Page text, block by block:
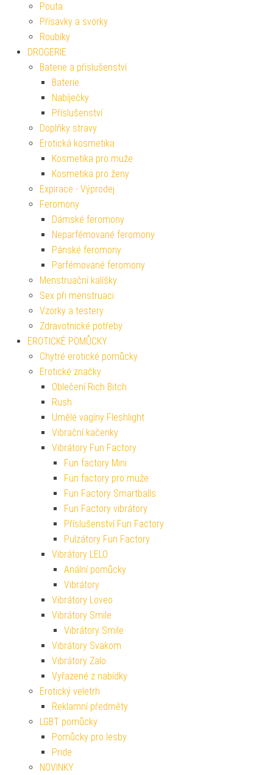
Pouta
Přísavky a svorky
Roubíky
DROGERIE
Baterie a příslušenství
Baterie
Nabíječky
Příslušenství
Doplňky stravy
Erotická kosmetika
Kosmetika pro muže
Kosmetika pro ženy
Expirace - Výprodej
Feromony
Dámské feromony
Neparfémované feromony
Pánské feromony
Parfémované feromony
Menstruační kalíšky
Sex při menstruaci
Vzorky a testery
Zdravotnické potřeby
EROTICKÉ POMŮCKY
Chytré erotické pomůcky
Erotické značky
Oblečení Rich Bitch
Rush
Umělé vagíny Fleshlight
Vibrační kačenky
Vibrátory Fun Factory
Fun factory Mini
Fun factory pro muže
Fun Factory Smartballs
Fun Factory vibrátory
Příslušenství Fun Factory
Pulzátory Fun Factory
Vibrátory LELO
Anální pomůcky
Vibrátory
Vibrátory Loveo
Vibrátory Smile
Vibrátory Smile
Vibrátory Svakom
Vibrátory Zalo
Vyřazené z nabídky
Erotický veletrh
Reklamní předměty
LGBT pomůcky
Pomůcky pro lesby
Pride
NOVINKY